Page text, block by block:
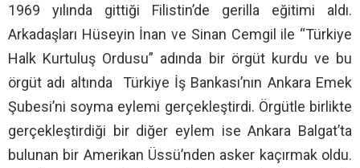
1969 yılında gittiği Filistin’de gerilla eğitimi aldı.
Arkadaşları Hüseyin İnan ve Sinan Cemgil ile “Türkiye
Halk Kurtuluş Ordusu” adında bir örgüt kurdu ve bu
örgüt adı altında Türkiye İş Bankası’nın Ankara Emek
Şubesi’ni soyma eylemi gerçekleştirdi. Örgütle birlikte
gerçekleştirdiği bir diğer eylem ise Ankara Balgat’ta
bulunan bir Amerikan Üssü’nden asker kaçırmak oldu.